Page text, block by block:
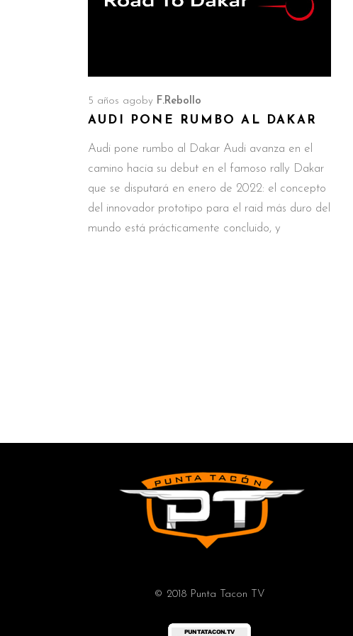
5 años agoby F.Rebollo
AUDI PONE RUMBO AL DAKAR
Audi pone rumbo al Dakar Audi avanza en el
camino hacia su debut en el famoso rally Dakar
que se disputará en enero de 2022: el concepto
del innovador prototipo para el raid más duro del
mundo está prácticamente concluido, y
© 2018 Punta Tacon TV